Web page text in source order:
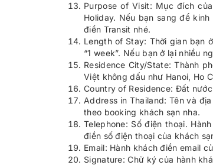
Purpose of Visit: Mục đích
Holiday. Nếu bạn sang để
điền Transit nhé.
Length of Stay: Thời gian bạn
“1 week”. Nếu bạn ở lại nhiều
Residence City/State: Thành
Việt không dấu như Hanoi, Ho
Country of Residence: Đất
Address in Thailand: Tên và
theo booking khách sạn nha.
Telephone: Số điện thoại.
điền số điện thoại của khách
Email: Hành khách điền email
Signature: Chữ ký của hành